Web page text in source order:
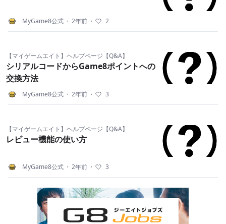
MyGame8公式 ・ 2年前 ・ 2
【マイゲームエイト】ヘルプページ【Q&A】
シリアルコードからGame8ポイントへの
交換方法
MyGame8公式 ・ 2年前 ・ 3
【マイゲームエイト】ヘルプページ【Q&A】
レビュー機能の使い方
MyGame8公式 ・ 2年前 ・ 3